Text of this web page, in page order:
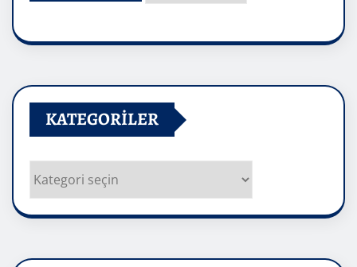
KATEGORILER
Kategoriler